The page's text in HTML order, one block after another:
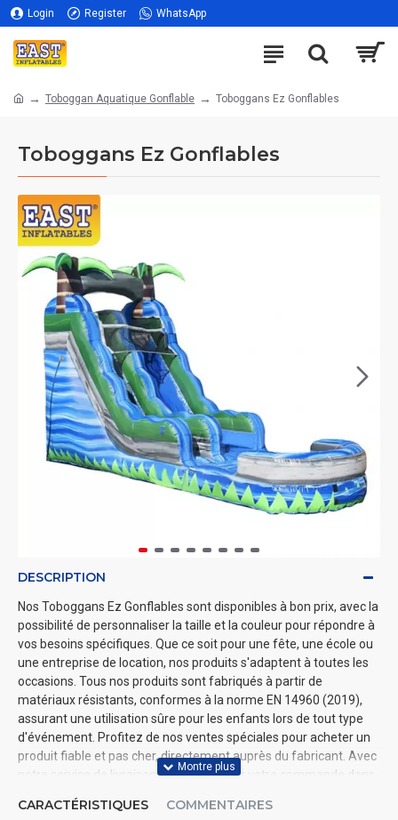
Login Register WhatsApp
Toboggan Aquatique Gonflable Toboggans Ez Gonflables
Toboggans Ez Gonflables
DESCRIPTION
Nos Toboggans Ez Gonflables sont disponibles à bon prix, avec la
possibilité de personnaliser la taille et la couleur pour répondre à
vos besoins spécifiques. Que ce soit pour une fête, une école ou
une entreprise de location, nos produits s'adaptent à toutes les
occasions. Tous nos produits sont fabriqués à partir de
matériaux résistants, conformes à la norme EN 14960 (2019),
assurant une utilisation sûre pour les enfants lors de tout type
d'événement. Profitez de nos ventes spéciales pour acheter un
produit fiable et pas cher, directement auprès du fabricant. Avec
notre service de livraison rapide, recevez votre commande dans
découvrir tous nos modèles ou contactez-nous pour un devis
CARACTÉRISTIQUES COMMENTAIRES